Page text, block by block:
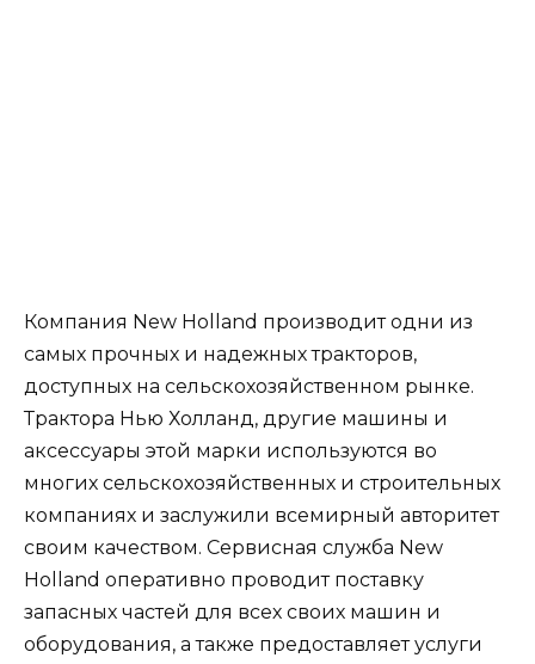
Компания New Holland производит одни из
самых прочных и надежных тракторов,
доступных на сельскохозяйственном рынке.
Трактора Нью Холланд, другие машины и
аксессуары этой марки используются во
многих сельскохозяйственных и строительных
компаниях и заслужили всемирный авторитет
своим качеством. Сервисная служба New
Holland оперативно проводит поставку
запасных частей для всех своих машин и
оборудования, а также предоставляет услуги